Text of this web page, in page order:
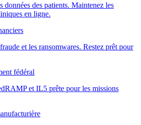
données des patients. Maintenez les
en ligne.
et les ransomwares. Restez prêt pour
fédéral
et IL5 prête pour les missions